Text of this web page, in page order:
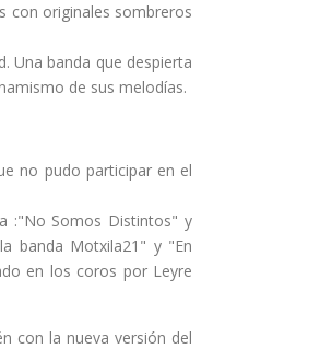
con originales sombreros
Una banda que despierta
de sus melodías.
no pudo participar en el
:"No Somos Distintos" y
banda Motxila21" y "En
en los coros por Leyre
con la nueva versión del